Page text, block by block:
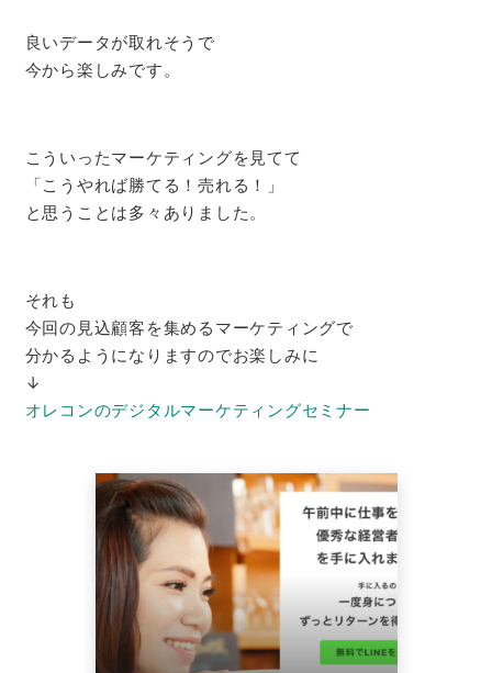
良いデータが取れそうで
今から楽しみです。
こういったマーケティングを見てて
「こうやれば勝てる！売れる！」
と思うことは多々ありました。
それも
今回の見込顧客を集めるマーケティングで
分かるようになりますのでお楽しみに
↓
オレコンのデジタルマーケティングセミナー